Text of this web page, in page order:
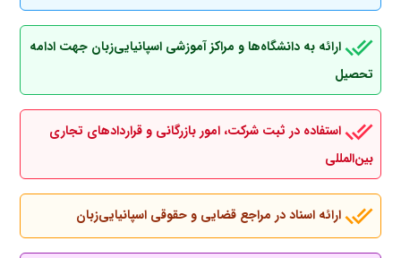
ارائه به دانشگاه‌ها و مراکز آموزشی اسپانیایی‌زبان جهت ادامه
تحصیل
استفاده در ثبت شرکت، امور بازرگانی و قراردادهای تجاری
بین‌المللی
ارائه اسناد در مراجع قضایی و حقوقی اسپانیایی‌زبان